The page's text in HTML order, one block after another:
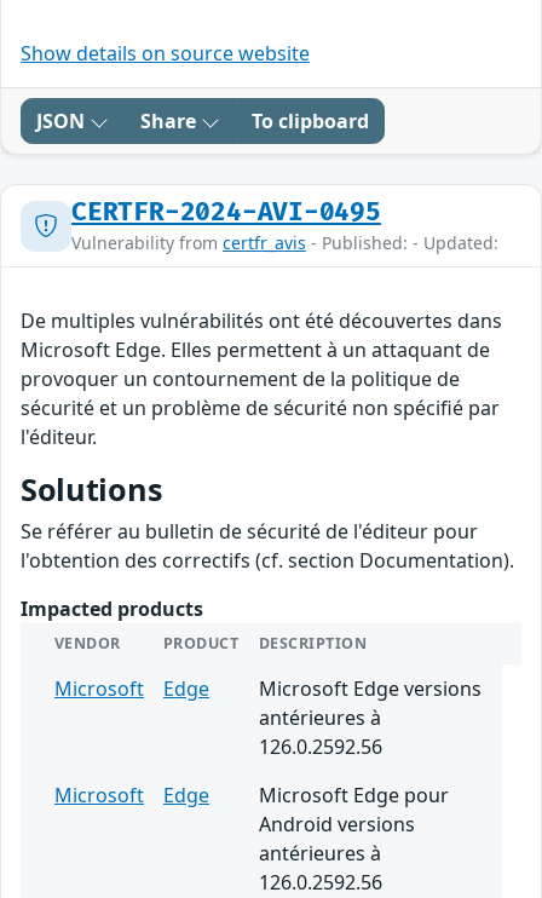
Show details on source website
JSON Share To clipboard
CERTFR-2024-AVI-0495
Vulnerability from certfr_avis - Published: - Updated:
De multiples vulnérabilités ont été découvertes dans
Microsoft Edge. Elles permettent à un attaquant de
provoquer un contournement de la politique de
sécurité et un problème de sécurité non spécifié par
l'éditeur.
Solutions
Se référer au bulletin de sécurité de l'éditeur pour
l'obtention des correctifs (cf. section Documentation).
Impacted products
VENDOR PRODUCT DESCRIPTION
Microsoft Edge
Microsoft Edge versions
antérieures à
126.0.2592.56
Microsoft
Edge
Microsoft Edge pour
Android versions
antérieures à
126.0.2592.56